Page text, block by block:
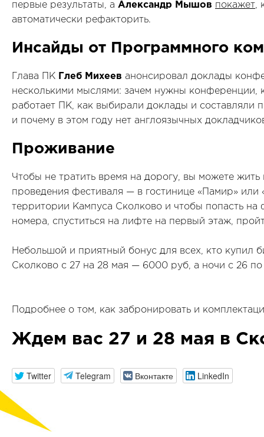
первые результаты, а Александр Мышов покажет,
автоматически рефакторить.
Инсайды от Программного
Глава ПК Глеб Михеев анонсировал доклады
несколькими мыслями: зачем нужны конференции,
работает ПК, как выбирали доклады и
и почему в этом году нет англоязычных
Проживание
Чтобы не тратить время на дорогу, вы можете
проведения фестиваля — в гостинице «Памир» или
территории Кампуса Сколково и чтобы попасть на
номера, спуститься на лифте на первый этаж,
Небольшой и приятный бонус для всех, кто купил
Сколково с 27 на 28 мая — 6000 руб, а ночи с 26
Подробнее о том, как забронировать и
Ждем вас 27 и 28 мая в
Twitter Telegram Вконтакте LinkedIn